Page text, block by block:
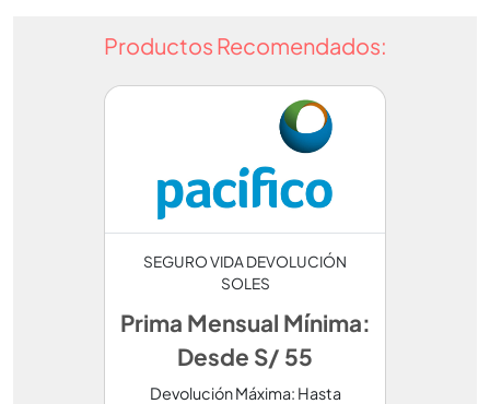
Productos Recomendados:
SEGURO VIDA DEVOLUCIÓN
SOLES
Prima Mensual Mínima:
Desde S/ 55
Devolución Máxima: Hasta